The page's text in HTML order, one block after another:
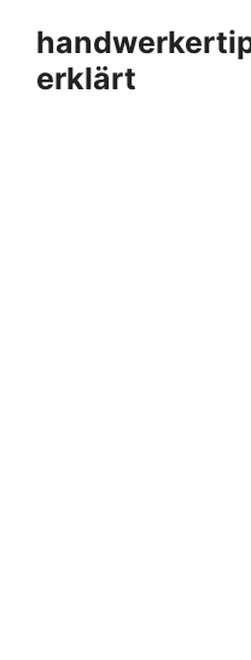
Inhalt
springen
erklärt